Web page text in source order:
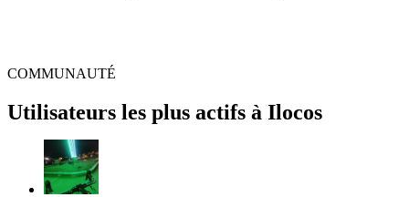
COMMUNAUTÉ
Utilisateurs les plus actifs à Ilocos